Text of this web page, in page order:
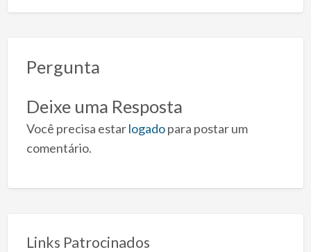
Pergunta
Deixe uma Resposta
Você precisa estarlogadopara postar um
comentário.
Links Patrocinados